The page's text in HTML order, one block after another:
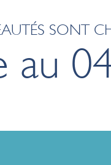
SONT
au